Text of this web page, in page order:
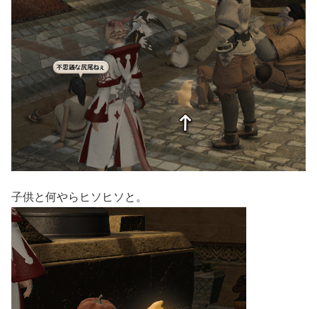
子供と何やらヒソヒソと。